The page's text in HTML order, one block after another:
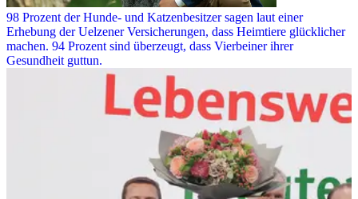
98 Prozent der Hunde- und Katzenbesitzer sagen laut einer
Erhebung der Uelzener Versicherungen, dass Heimtiere glücklicher
machen. 94 Prozent sind überzeugt, dass Vierbeiner ihrer
Gesundheit guttun.